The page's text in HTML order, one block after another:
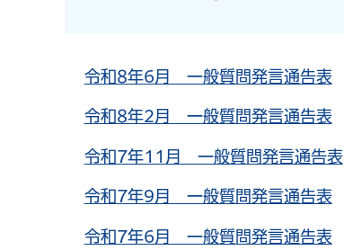
令和8年6月 一般質問発言通告表
令和8年2月 一般質問発言通告表
令和7年11月 一般質問発言通告表
令和7年9月 一般質問発言通告表
令和7年6月 一般質問発言通告表